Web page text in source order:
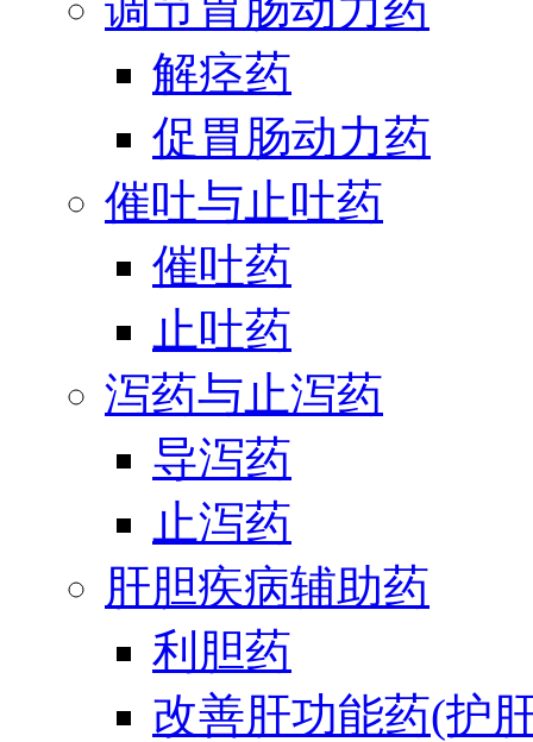
解痉药
促胃肠动力药
催吐与止吐药
催吐药
止吐药
泻药与止泻药
导泻药
止泻药
肝胆疾病辅助药
利胆药
改善肝功能药(护